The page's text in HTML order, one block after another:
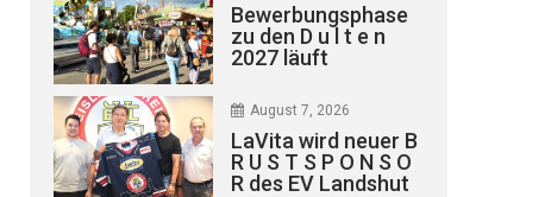
Bewerbungsphase
zu den D u l t e n
2027 läuft
August 7, 2026
LaVita wird neuer B
R U S T S P O N S O
R des EV Landshut